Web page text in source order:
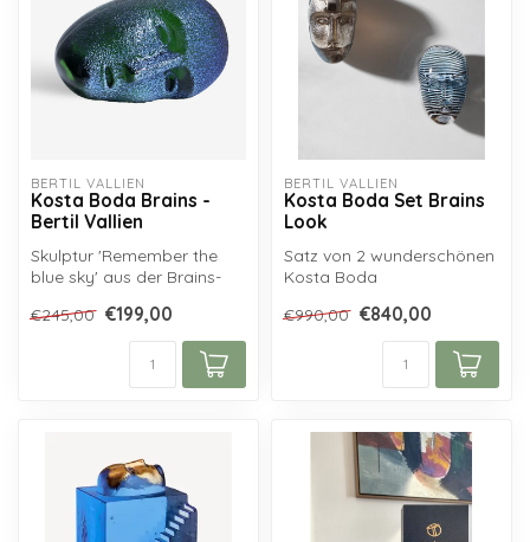
BERTIL VALLIEN
Kosta Boda Brains -
Bertil Vallien
Skulptur 'Remember the
blue sky' aus der Brains-
entwo...
€245,00 €199,00
BERTIL VALLIEN
Kosta Boda Set Brains
Look
Satz von 2 wunderschönen
Kosta Boda
Brains-Serie des Glas...
€990,00 €840,00